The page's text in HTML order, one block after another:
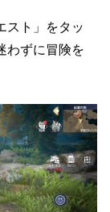
スト」をタッ
わずに冒険を